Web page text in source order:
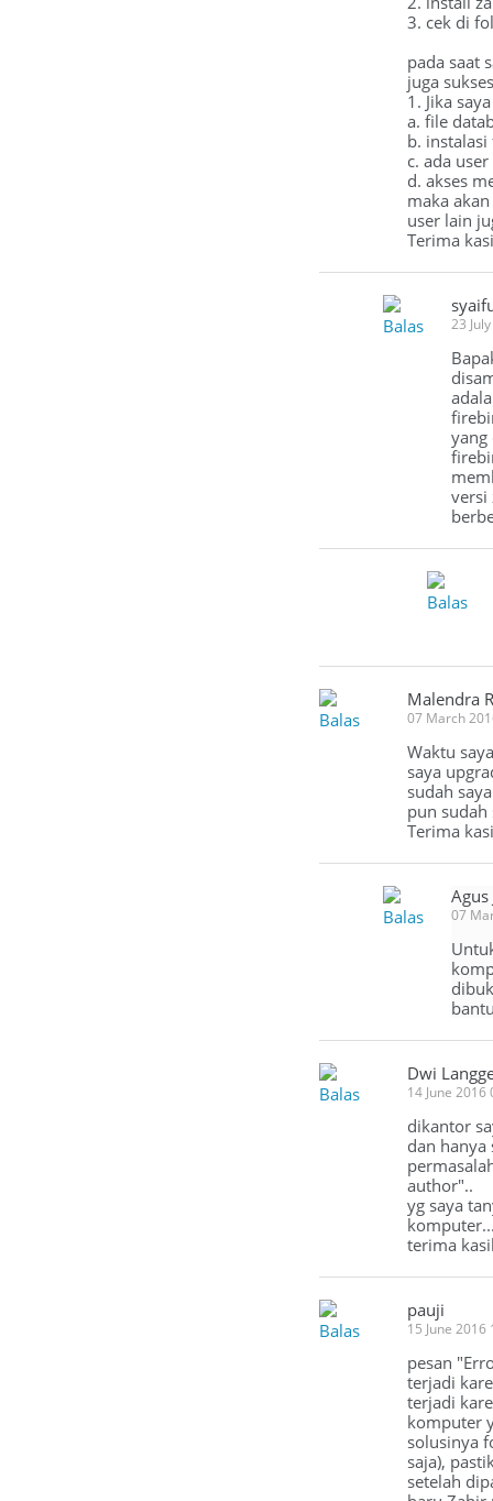
3. cek di
pada saat
juga
1. Jika
a. file
b.
c. ada
d. akses
maka
user lain
Terima
Balas 23
versi
Balas
Balas
Malendra
07 March
Waktu
saya
sudah
pun sudah
Terima
Balas
Agus
07
Balas
Dwi
14 June 2016
dikantor
dan
author"..
yg saya
terima
Balas
pauji
15 June 2016
pesan
terjadi
terjadi
komputer
solusinya
saja),
setelah